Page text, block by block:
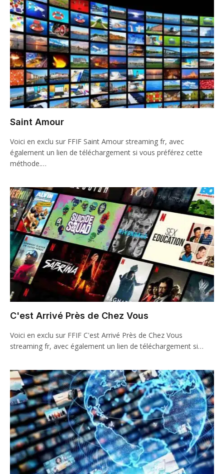
Saint Amour
Voici en exclu sur FFIF Saint Amour streaming fr, avec
également un lien de téléchargement si vous préférez cette
méthode.…
C'est Arrivé Près de Chez Vous
Voici en exclu sur FFIF C'est Arrivé Près de Chez Vous
streaming fr, avec également un lien de téléchargement si…